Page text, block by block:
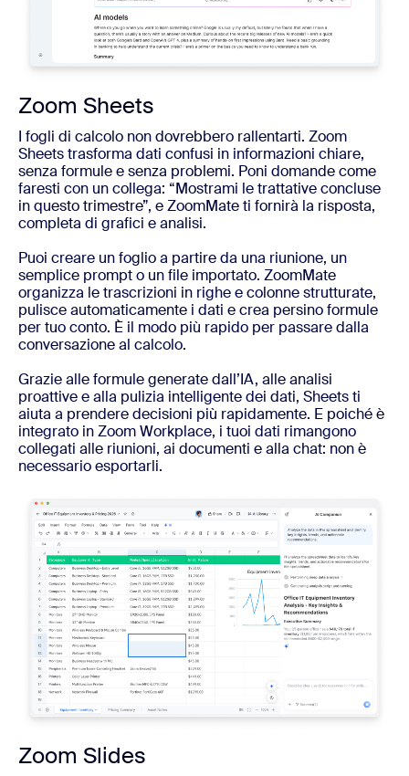
Zoom Sheets
I fogli di calcolo non dovrebbero rallentarti. Zoom
Sheets trasforma dati confusi in informazioni chiare,
senza formule e senza problemi. Poni domande come
faresti con un collega: “Mostrami le trattative concluse
in questo trimestre”, e ZoomMate ti fornirà la risposta,
completa di grafici e analisi.
Puoi creare un foglio a partire da una riunione, un
semplice prompt o un file importato. ZoomMate
organizza le trascrizioni in righe e colonne strutturate,
pulisce automaticamente i dati e crea persino formule
per tuo conto. È il modo più rapido per passare dalla
conversazione al calcolo.
Grazie alle formule generate dall’IA, alle analisi
proattive e alla pulizia intelligente dei dati, Sheets ti
aiuta a prendere decisioni più rapidamente. E poiché è
integrato in Zoom Workplace, i tuoi dati rimangono
collegati alle riunioni, ai documenti e alla chat: non è
necessario esportarli.
Zoom Slides